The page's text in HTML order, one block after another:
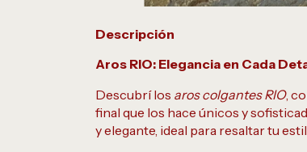
Descripción
Aros RIO: Elegancia en Cada
Descubrí los aros colgantes RIO,
final que los hace únicos y
y elegante, ideal para resaltar tu